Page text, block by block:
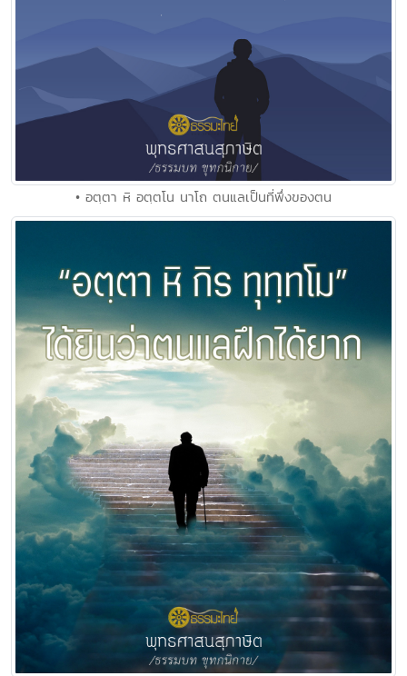
• อตฺตา หิ อตฺตโน นาโถ ตนแลเป็นที่พึ่งของตน